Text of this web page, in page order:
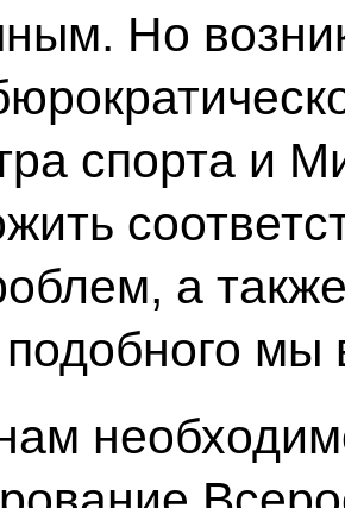
Но
спорта и
а
подобного